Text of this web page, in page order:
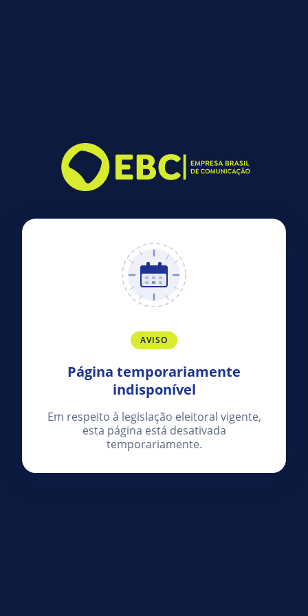
AVISO
Página temporariamente
indisponível
Em respeito à legislação eleitoral vigente,
esta página está desativada
temporariamente.